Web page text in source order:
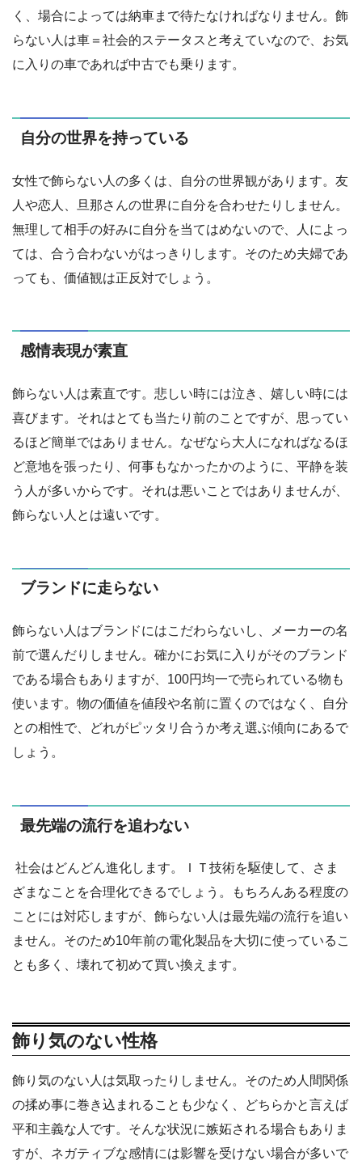
く、場合によっては納車まで待たなければなりません。飾
らない人は車＝社会的ステータスと考えていなので、お気
に入りの車であれば中古でも乗ります。
自分の世界を持っている
女性で飾らない人の多くは、自分の世界観があります。友
人や恋人、旦那さんの世界に自分を合わせたりしません。
無理して相手の好みに自分を当てはめないので、人によっ
ては、合う合わないがはっきりします。そのため夫婦であ
っても、価値観は正反対でしょう。
感情表現が素直
飾らない人は素直です。悲しい時には泣き、嬉しい時には
喜びます。それはとても当たり前のことですが、思ってい
るほど簡単ではありません。なぜなら大人になればなるほ
ど意地を張ったり、何事もなかったかのように、平静を装
う人が多いからです。それは悪いことではありませんが、
飾らない人とは遠いです。
ブランドに走らない
飾らない人はブランドにはこだわらないし、メーカーの名
前で選んだりしません。確かにお気に入りがそのブランド
である場合もありますが、100円均一で売られている物も
使います。物の価値を値段や名前に置くのではなく、自分
との相性で、どれがピッタリ合うか考え選ぶ傾向にあるで
しょう。
最先端の流行を追わない
社会はどんどん進化します。ＩＴ技術を駆使して、さま
ざまなことを合理化できるでしょう。もちろんある程度の
ことには対応しますが、飾らない人は最先端の流行を追い
ません。そのため10年前の電化製品を大切に使っているこ
とも多く、壊れて初めて買い換えます。
飾り気のない性格
飾り気のない人は気取ったりしません。そのため人間関係
の揉め事に巻き込まれることも少なく、どちらかと言えば
平和主義な人です。そんな状況に嫉妬される場合もありま
すが、ネガティブな感情には影響を受けない場合が多いで